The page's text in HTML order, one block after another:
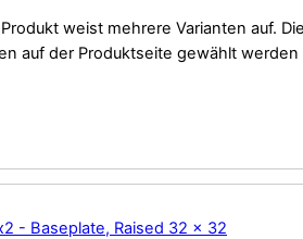
weist mehrere Varianten auf.
auf der Produktseite gewählt werden